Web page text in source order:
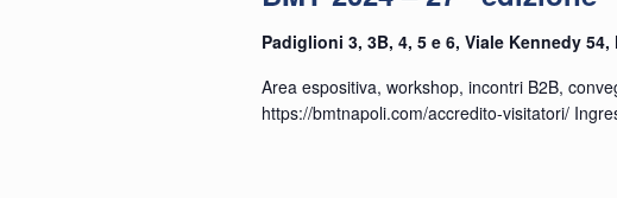
Marzo
Padiglioni 3, 3B, 4, 5 e 6, Viale Kennedy 54,
Area espositiva, workshop, incontri B2B,
https://bmtnapoli.com/accredito-visitatori/